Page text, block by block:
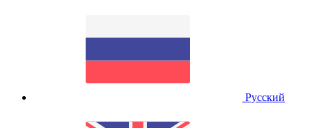
Русский